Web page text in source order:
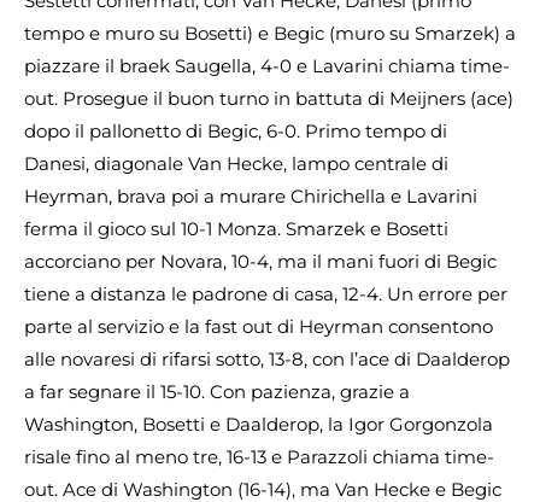
tempo e muro su Bosetti) e Begic (muro su Smarzek) a
piazzare il braek Saugella, 4-0 e Lavarini chiama time-
out. Prosegue il buon turno in battuta di Meijners (ace)
dopo il pallonetto di Begic, 6-0. Primo tempo di
Danesi, diagonale Van Hecke, lampo centrale di
Heyrman, brava poi a murare Chirichella e Lavarini
ferma il gioco sul 10-1 Monza. Smarzek e Bosetti
accorciano per Novara, 10-4, ma il mani fuori di Begic
tiene a distanza le padrone di casa, 12-4. Un errore per
parte al servizio e la fast out di Heyrman consentono
alle novaresi di rifarsi sotto, 13-8, con l’ace di Daalderop
a far segnare il 15-10. Con pazienza, grazie a
Washington, Bosetti e Daalderop, la Igor Gorgonzola
risale fino al meno tre, 16-13 e Parazzoli chiama time-
out. Ace di Washington (16-14), ma Van Hecke e Begic